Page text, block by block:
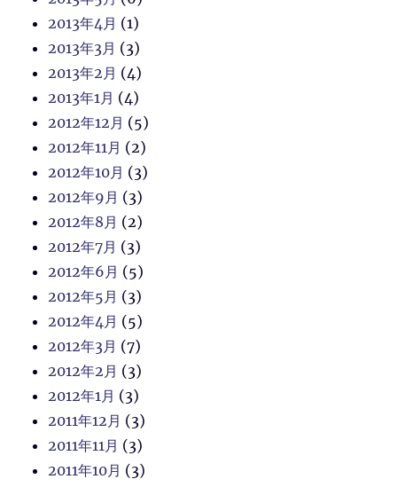
2013年4月 (1)
2013年3月 (3)
2013年2月 (4)
2013年1月 (4)
2012年12月 (5)
2012年11月 (2)
2012年10月 (3)
2012年9月 (3)
2012年8月 (2)
2012年7月 (3)
2012年6月 (5)
2012年5月 (3)
2012年4月 (5)
2012年3月 (7)
2012年2月 (3)
2012年1月 (3)
2011年12月 (3)
2011年11月 (3)
2011年10月 (3)